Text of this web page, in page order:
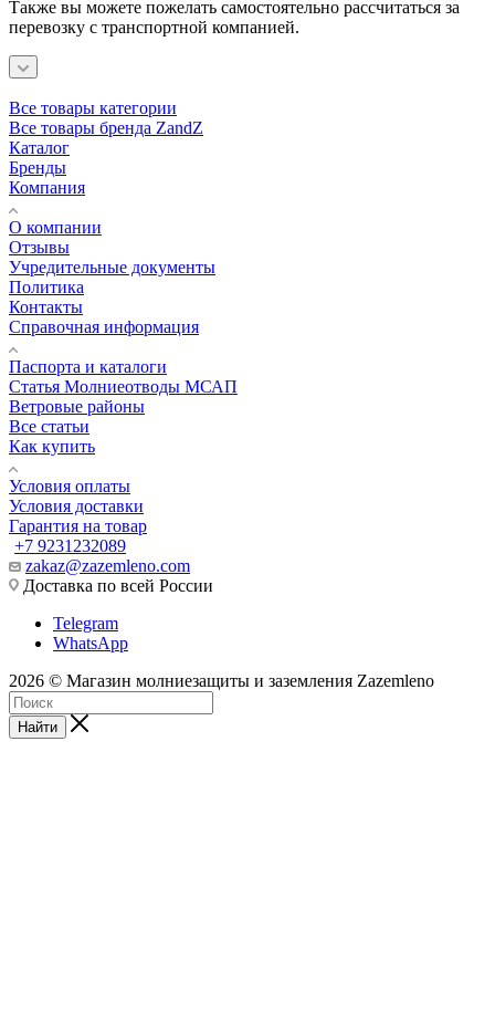
Также вы можете пожелать самостоятельно рассчитаться за
перевозку с транспортной компанией.
Все товары категории
Все товары бренда ZandZ
Каталог
Бренды
Компания
О компании
Отзывы
Учредительные документы
Политика
Контакты
Справочная информация
Паспорта и каталоги
Статья Молниеотводы МСАП
Ветровые районы
Все статьи
Как купить
Условия оплаты
Условия доставки
Гарантия на товар
+7 9231232089
zakaz@zazemleno.com
Доставка по всей России
Telegram
WhatsApp
2026 © Магазин молниезащиты и заземления Zazemleno
Найти